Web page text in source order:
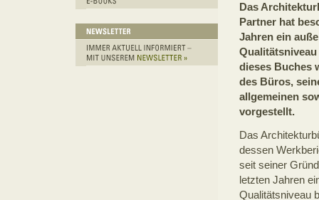
Das
Partner hat
Jahren ein
dieses Buches
des Büros,
allgemeinen
vorgestellt.
Das
dessen
seit seiner
letzten Jahren
Qualitätsniveau